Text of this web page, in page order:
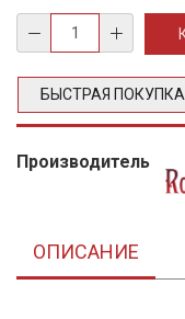
БЫСТРАЯ ПОКУПКА
Производитель
ОПИСАНИЕ